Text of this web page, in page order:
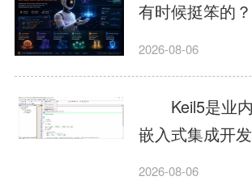
有时候挺笨的
我订个明天早
这样？因为AI
耍嘴皮子的书
里有海量知识
激发出来实力。
2026-08-06
Keil5是业内
嵌入式集成开
ARM、51内核
2026-08-06